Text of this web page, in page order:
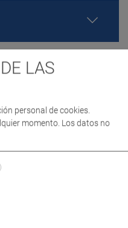
VOLUMEN DE
LAS
personal de cookies.
momento. Los datos no